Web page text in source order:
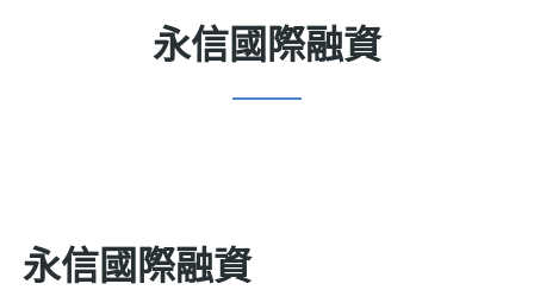
永信國際融資
永信國際融資